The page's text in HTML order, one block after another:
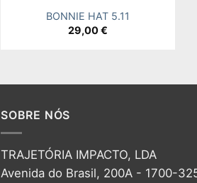
BONNIE HAT 5.11
29,00€
SOBRE NÓS
TRAJETÓRIA IMPACTO, LDA
Avenida do Brasil, 200A - 1700-